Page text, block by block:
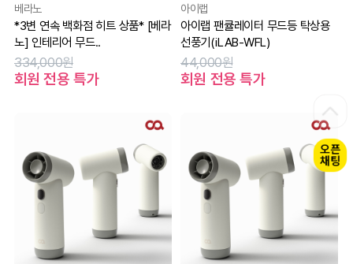
베라노
*3변 연속 백화점 히트 상품* [베라
노] 인테리어 무드..
334,000원
회원 전용 특가
아이랩
아이랩 팬큘레이터 무드등 탁상용
선풍기(iLAB-WFL)
44,000원
회원 전용 특가